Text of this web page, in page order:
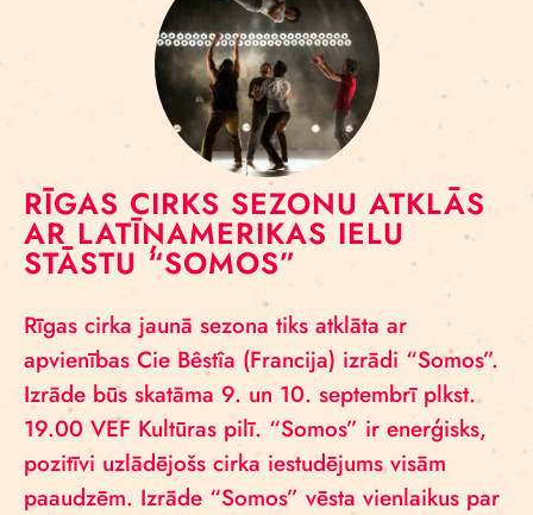
RĪGAS CIRKS SEZONU ATKLĀS
AR LATĪŅAMERIKAS IELU
STĀSTU “SOMOS”
Rīgas cirka jaunā sezona tiks atklāta ar
apvienības Cie Bêstîa (Francija) izrādi “Somos”.
Izrāde būs skatāma 9. un 10. septembrī plkst.
19.00 VEF Kultūras pilī. “Somos” ir enerģisks,
pozitīvi uzlādējošs cirka iestudējums visām
paaudzēm. Izrāde “Somos” vēsta vienlaikus par